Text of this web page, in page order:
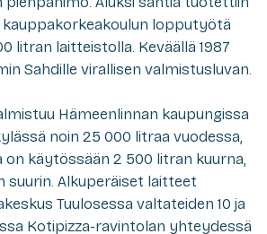
kauppakorkeakoulun lopputyötä
litran laitteistolla. Keväällä 1987
Sahdille virallisen valmistusluvan.
Hämeenlinnan kaupungissa
noin 25 000 litraa vuodessa,
on käytössään 2 500 litran kuurna,
suurin. Alkuperäiset laitteet
Tuulosessa valtateiden 10 ja
Kotipizza-ravintolan yhteydessä